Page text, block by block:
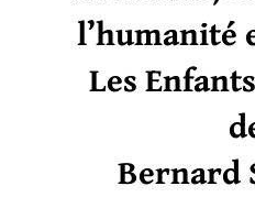
l’humanité
Les
Bernard